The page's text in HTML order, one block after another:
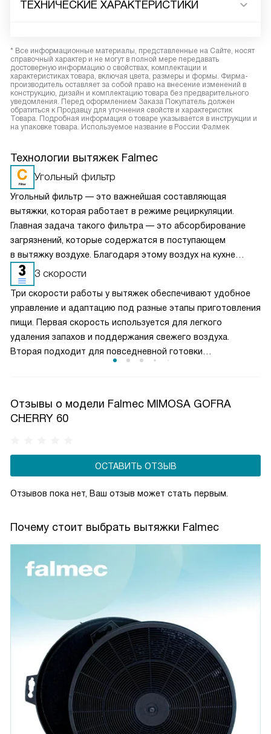
ТЕХНИЧЕСКИЕ ХАРАКТЕРИСТИКИ
* Все информационные материалы, представленные на Сайте, носят
справочный характер и не могут в полной мере передавать
достоверную информацию о свойствах, комплектации и
характеристиках товара, включая цвета, размеры и формы. Фирма-
производитель оставляет за собой право на внесение изменений в
конструкцию, дизайн и комплектацию товара без предварительного
уведомления. Перед оформлением Заказа Покупатель должен
обратиться к Продавцу для уточнения свойств и характеристик
Товара. Подробная информация о товаре указывается в инструкции и
на упаковке товара. Используемое название в России Фалмек
Технологии вытяжек Falmec
Угольный фильтр
Угольный фильтр — это важнейшая составляющая
вытяжки, которая работает в режиме рециркуляции.
Главная задача такого фильтра — это абсорбирование
загрязнений, которые содержатся в поступающем
в вытяжку воздухе. Благодаря этому воздух на кухне
очищается более качественно. Угольные фильтры
необходимо часто заменять — примерно раз в три-
четыре месяца.
3 скорости
Три скорости работы у вытяжек обеспечивают удобное
управление и адаптацию под разные этапы приготовления
пищи. Первая скорость используется для легкого
удаления запахов и поддержания свежего воздуха.
Вторая подходит для повседневной готовки
контролировать уровень шума и рационально
расходовать электроэнергию, создавая комфортные
Отзывы о модели Falmec MIMOSA GOFRA
CHERRY 60
ОСТАВИТЬ ОТЗЫВ
Отзывов пока нет, Ваш отзыв может стать первым.
Почему стоит выбрать вытяжки Falmec